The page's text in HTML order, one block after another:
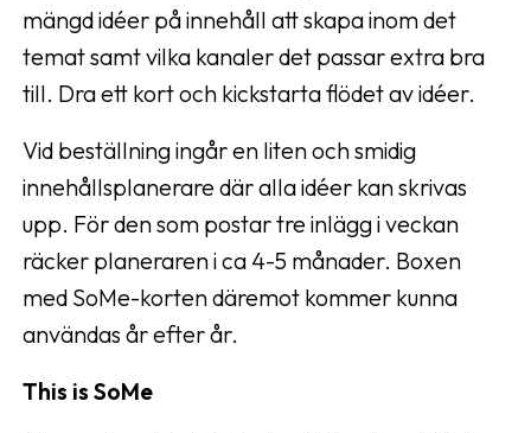
mängd idéer på innehåll att skapa inom det
temat samt vilka kanaler det passar extra bra
till. Dra ett kort och kickstarta flödet av idéer.
Vid beställning ingår en liten och smidig
innehållsplanerare där alla idéer kan skrivas
upp. För den som postar tre inlägg i veckan
räcker planeraren i ca 4-5 månader. Boxen
med SoMe-korten däremot kommer kunna
användas år efter år.
This is SoMe